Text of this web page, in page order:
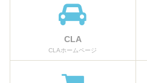
CLA
CLAホームページ